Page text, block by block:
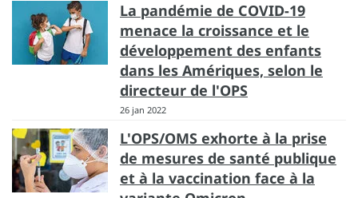
La pandémie de COVID-19
menace la croissance et le
développement des enfants
dans les Amériques, selon le
directeur de l'OPS
26 jan 2022
L'OPS/OMS exhorte à la prise
de mesures de santé publique
et à la vaccination face à la